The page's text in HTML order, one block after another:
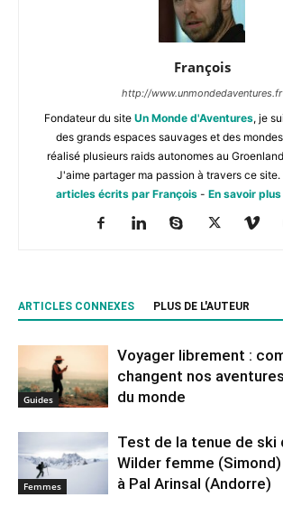
François
http://www.unmondedaventures.fr
Fondateur du site Un Monde d'Aventures, je
des grands espaces sauvages et des
réalisé plusieurs raids autonomes au
J'aime partager ma passion à travers ce site.
articles écrits par François- En savoir
ARTICLES CONNEXES PLUS DE L'AUTEUR
Guides
Voyager librement :
changent nos
du monde
Femmes
Test de la tenue de ski
Wilder femme
à Pal Arinsal (Andorre)